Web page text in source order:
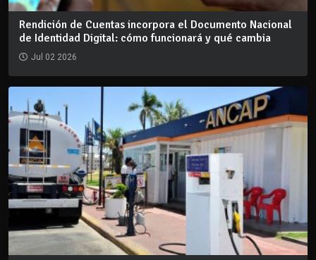
Rendición de Cuentas incorpora el Documento Nacional
de Identidad Digital: cómo funcionará y qué cambia
Jul 02 2026